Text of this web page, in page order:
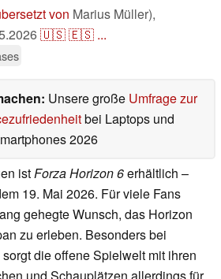
von Marius Müller),
🇺🇸🇪🇸 ...
Unsere große Umfrage zur
bei Laptops und
2026
istForza Horizon 6erhältlich –
19. Mai 2026. Für viele Fans
gehegte Wunsch, das Horizon
zu erleben. Besonders bei
die offene Spielwelt mit ihren